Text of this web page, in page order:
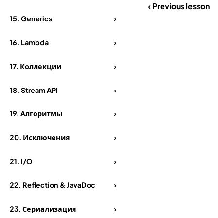
15. Generics ›
16. Lambda ›
17. Коллекции ›
18. Stream API ›
19. Алгоритмы ›
20. Исключения ›
21. I/O ›
22. Reflection & JavaDoc ›
23. Сериализация ›
‹ Previous lesson